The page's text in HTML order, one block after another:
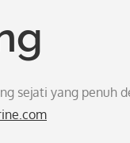
sejati yang penuh